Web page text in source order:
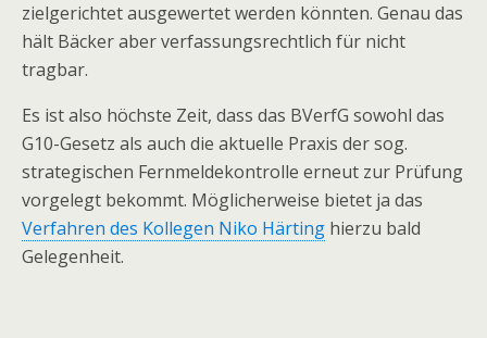
zielgerichtet ausgewertet werden könnten. Genau das
hält Bäcker aber verfassungsrechtlich für nicht
tragbar.
Es ist also höchste Zeit, dass das BVerfG sowohl das
G10-Gesetz als auch die aktuelle Praxis der sog.
strategischen Fernmeldekontrolle erneut zur Prüfung
vorgelegt bekommt. Möglicherweise bietet ja das
Verfahren des Kollegen Niko Härting hierzu bald
Gelegenheit.